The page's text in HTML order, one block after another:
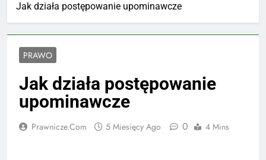
Jak działa postępowanie upominawcze
PRAWO
Jak działa postępowanie
upominawcze
Prawnicze.com 5 Miesięcy Ago 0 4 Mins